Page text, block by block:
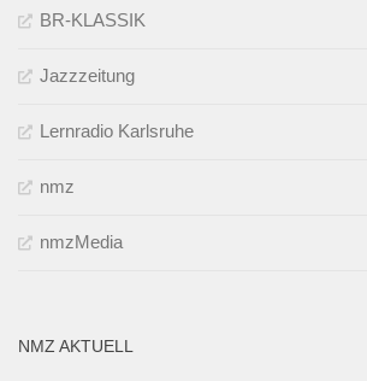
BR-KLASSIK
Jazzzeitung
Lernradio Karlsruhe
nmz
nmzMedia
NMZ AKTUELL